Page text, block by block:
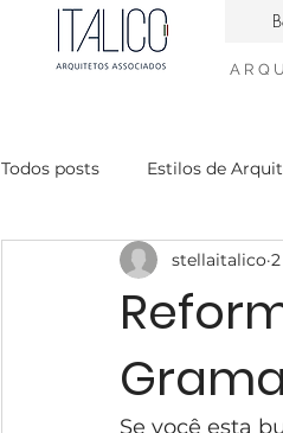
Todos posts Estilos de
Casa Contemporanea
interiores neiclássico
stellaitalico
Se você esta